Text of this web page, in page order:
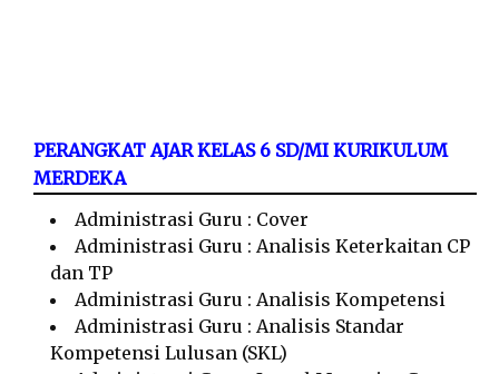
PERANGKAT AJAR KELAS 6 SD/MI KURIKULUM
MERDEKA
Administrasi Guru : Cover
Administrasi Guru : Analisis Keterkaitan CP
dan TP
Administrasi Guru : Analisis Kompetensi
Administrasi Guru : Analisis Standar
Kompetensi Lulusan (SKL)